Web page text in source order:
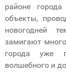
районе
объекты,
новогодней
замигают
города уже
волшебного и